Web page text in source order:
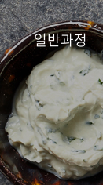
일반과정